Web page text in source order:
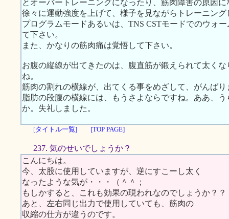
とオーバートレーニングになったり、筋肉障害の原因
徐々に運動強度を上げて、様子を見ながらトレーニング
プログラムモードあるいは、TNS CSTモードでのウォ
て下さい。
また、かなりの筋肉痛は覚悟して下さい。
お腹の縦線が出てきたのは、腹直筋が鍛えられて太く
ね。
筋肉の割れの横線が、出てくる事をめざして、がんばり
脂肪の段腹の横線には、もうさよならですね。ああ、
か。失礼しました。
[タイトル一覧] [TOP PAGE]
237. 気のせいでしょうか？
こんにちは。
今、太股に使用していますが、逆にすこーし太く
なったような気が・・・（＾＾；
もしかすると、これも効果の現われなのでしょうか？？
あと、左右同じ出力で使用していても、筋肉の
収縮の仕方が違うのです。